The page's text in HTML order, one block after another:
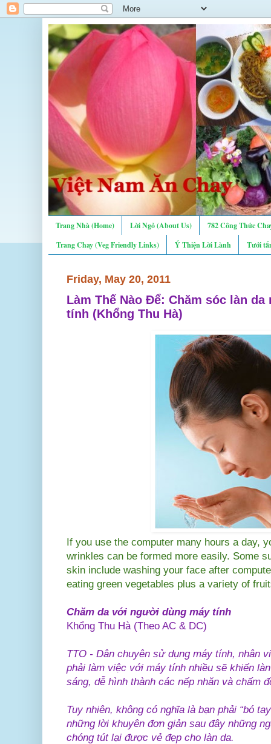
Trang Nhà (Home) Lời Ngỏ (About Us)
782 Công Thức
Trang Chay (Veg Friendly Links)
Ý Thiện Lời Lành Tưới
Friday, May 20, 2011
Làm Thế Nào Để: Chăm sóc làn
tính (Khổng Thu Hà)
If you use the computer many hours a day,
wrinkles can be formed more easily. Some
skin include washing your face after
eating green vegetables plus a variety of
Chăm da với người dùng máy tính
Khổng Thu Hà (Theo AC & DC)
TTO - Dân chuyên sử dụng máy tính, nhân
phải làm việc với máy tính nhiều sẽ khiến
sáng, dễ hình thành các nếp nhăn và chấm
Tuy nhiên, không có nghĩa là bạn phải “bó
những lời khuyên đơn giản sau đây những
chóng tút lại được vẻ đẹp cho làn da.